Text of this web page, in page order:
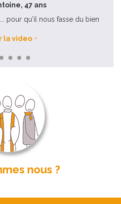
47 ans
pour qu'il nous fasse du bien
la video
nous ?